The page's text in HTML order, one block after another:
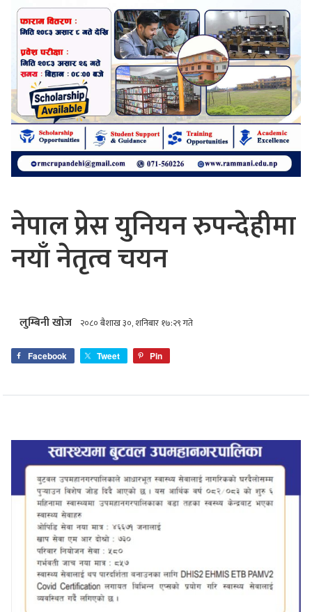
नेपाल प्रेस युनियन रुपन्देहीमा
नयाँ नेतृत्व चयन
लुम्बिनी खोज २०८० बैशाख ३०, शनिबार १७:२९ गते
Facebook Tweet Pin